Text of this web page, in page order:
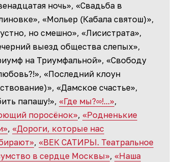
ночь», «Свадьба в
«Мольер (Кабала святош)»,
но смешно», «Лисистрата»,
выезд общества слепых»,
на Триумфальной», «Свободу
«Последний клоун
«Дамское счастье»,
папашу!», «Где мы?∞!...»,
поросёнок», «Родненькие
, «Дороги, которые нас
, «ВЕК САТИРЫ. Театральное
в сердце Москвы», «Наша